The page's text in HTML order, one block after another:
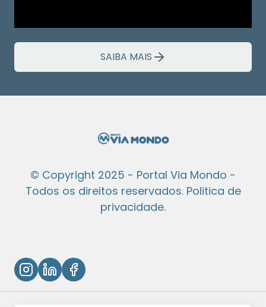
SAIBA MAIS
© Copyright 2025 - Portal Via Mondo -
Todos os direitos reservados. Politica de
privacidade.